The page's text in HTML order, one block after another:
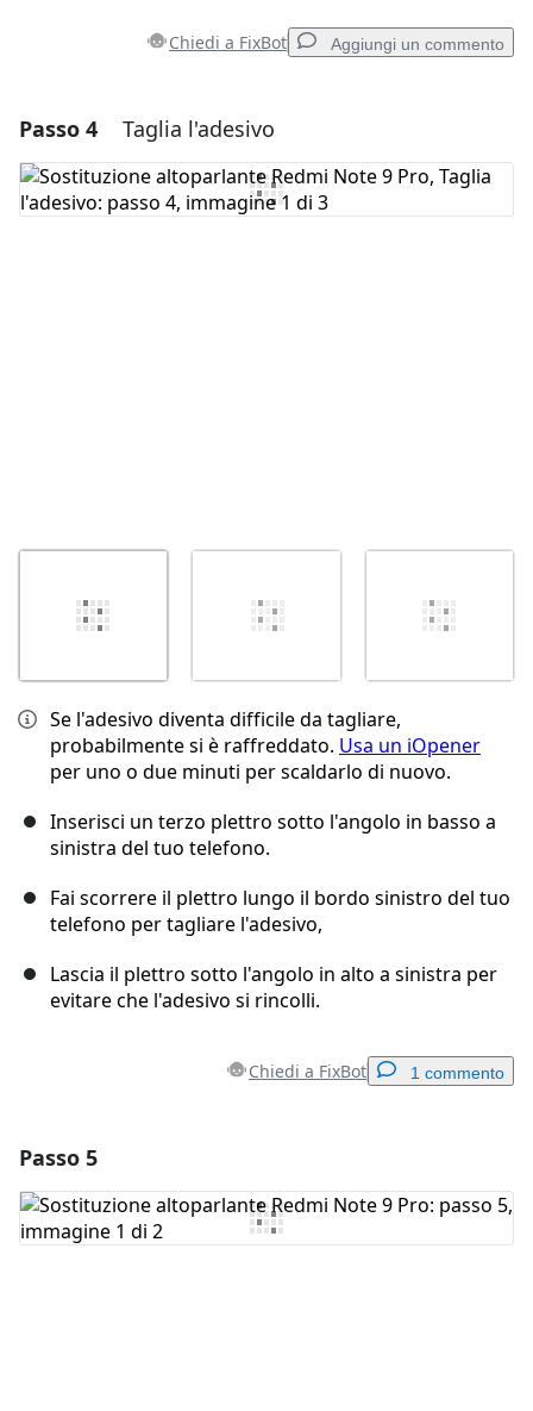
Chiedi a FixBot Aggiungi un commento
Aggiungi un commento
Aggiungi Commento
Passo 4 Taglia l'adesivo
Se l'adesivo diventa difficile da tagliare,
probabilmente si è raffreddato. Usa un iOpener
per uno o due minuti per scaldarlo di nuovo.
Inserisci un terzo plettro sotto l'angolo in basso a
sinistra del tuo telefono.
Fai scorrere il plettro lungo il bordo sinistro del tuo
telefono per tagliare l'adesivo,
Lascia il plettro sotto l'angolo in alto a sinistra per
evitare che l'adesivo si rincolli.
Chiedi a FixBot 1 commento
Aggiungi Commento
Passo 5